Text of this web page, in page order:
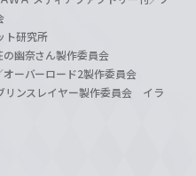
ト研究所
幽奈さん製作委員会
ーバーロード2製作委員会
リンスレイヤー製作委員会 イラ